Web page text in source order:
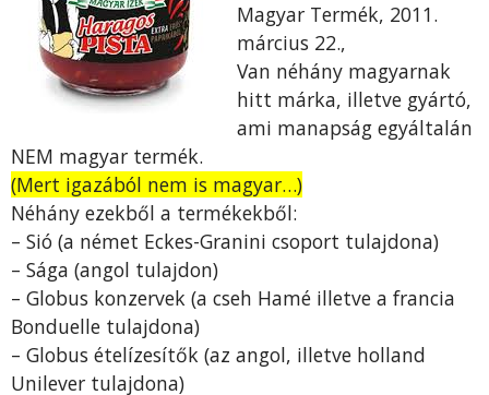
Magyar Termék, 2011.
március 22.,
Van néhány magyarnak
hitt márka, illetve gyártó,
ami manapság egyáltalán
NEM magyar termék.
(Mert igazából nem is magyar…)
Néhány ezekből a termékekből:
– Sió (a német Eckes-Granini csoport tulajdona)
– Sága (angol tulajdon)
– Globus konzervek (a cseh Hamé illetve a francia
Bonduelle tulajdona)
– Globus ételízesítők (az angol, illetve holland
Unilever tulajdona)